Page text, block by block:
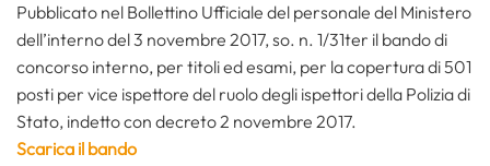
Pubblicato nel Bollettino Ufficiale del personale del Ministero
dell’interno del 3 novembre 2017, so. n. 1/31ter il bando di
concorso interno, per titoli ed esami, per la copertura di 501
posti per vice ispettore del ruolo degli ispettori della Polizia di
Stato, indetto con decreto 2 novembre 2017.
Scarica il bando